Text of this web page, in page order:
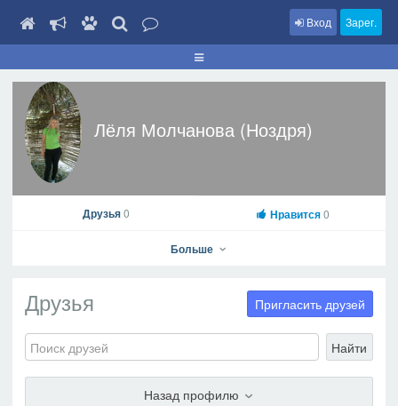
Вход Зарег.
Лёля Молчанова (Ноздря)
Лёля Молчанова (Ноздря)
На профиль
Фото Видео
Друзья0 Нравится0
Больше
Друзья
Найти
Пригласить друзей
Назад профилю